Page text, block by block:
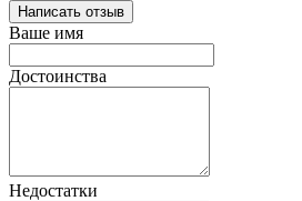
Написать отзыв
Ваше имя
Достоинства
Недостатки